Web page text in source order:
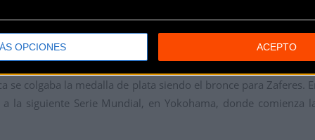
OPCIONES ACEPTO
por las medallas. La norteamericana Katie Zaferes fue la
británica Vicky Holland iba recortando metros a la
a pie. Las dos triatletas fueron juntas hasta la meta,
Holland no se despegó y llegaron a la recta de meta con
colgaba la medalla de plata siendo el bronce para Zaferes.
la siguiente Serie Mundial, en Yokohama, donde comienza